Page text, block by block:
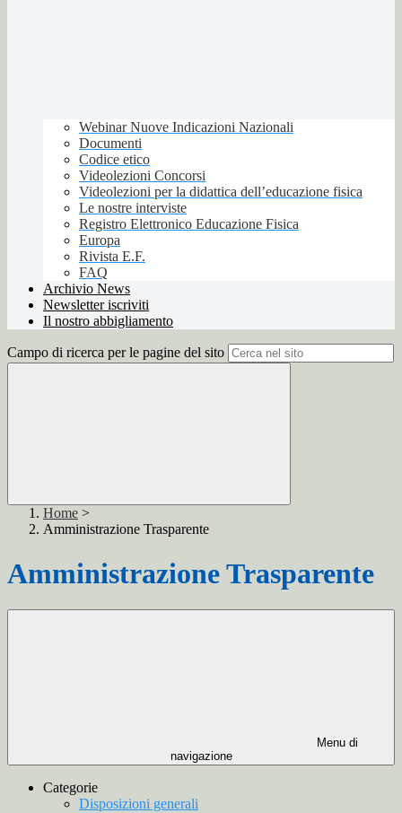
Webinar Nuove Indicazioni Nazionali
Documenti
Codice etico
Videolezioni Concorsi
Videolezioni per la didattica dell’educazione fisica
Le nostre interviste
Registro Elettronico Educazione Fisica
Europa
Rivista E.F.
FAQ
Archivio News
Newsletter iscriviti
Il nostro abbigliamento
Campo di ricerca per le pagine del sito
Home >
Amministrazione Trasparente
Amministrazione Trasparente
Menu di
navigazione
Categorie
Disposizioni generali